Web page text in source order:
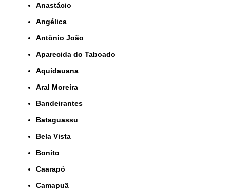
Anastácio
Angélica
Antônio João
Aparecida do Taboado
Aquidauana
Aral Moreira
Bandeirantes
Bataguassu
Bela Vista
Bonito
Caarapó
Camapuã